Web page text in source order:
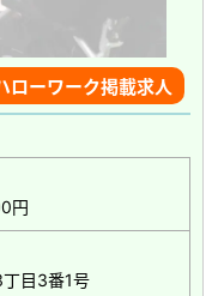
ローワーク掲載求人
円
目3番1号